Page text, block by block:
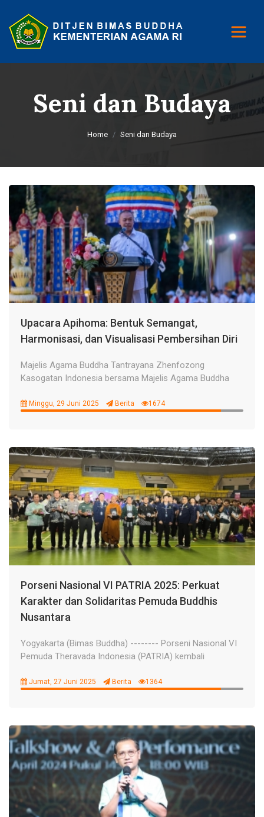
Seni dan Budaya
Home Seni dan Budaya
Upacara Apihoma: Bentuk Semangat,
Harmonisasi, dan Visualisasi Pembersihan Diri
Majelis Agama Buddha Tantrayana Zhenfozong
Kasogatan Indonesia bersama Majelis Agama Buddha
Minggu, 29 Juni 2025 Berita 1674
Porseni Nasional VI PATRIA 2025: Perkuat
Karakter dan Solidaritas Pemuda Buddhis
Nusantara
Yogyakarta (Bimas Buddha) -------- Porseni Nasional VI
Pemuda Theravada Indonesia (PATRIA) kembali
Jumat, 27 Juni 2025 Berita 1364